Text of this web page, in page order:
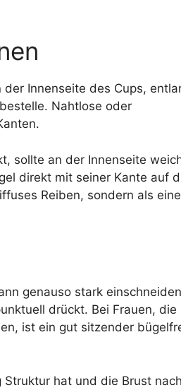
Innenseite des Cups,
Nahtlose oder
sollte an der Innenseite
direkt mit seiner Kante auf
Reiben, sondern als
genauso stark
drückt. Bei Frauen, die
ist ein gut sitzender
hat und die Brust nach